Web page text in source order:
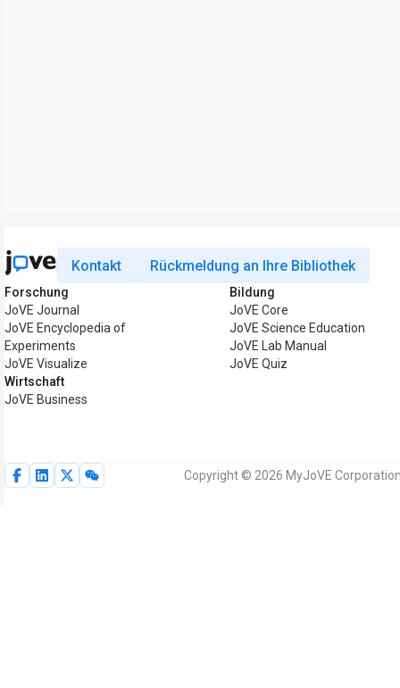
Kontakt Rückmeldung an Ihre Bibliothek
Forschung
JoVE Journal
JoVE Encyclopedia of
Experiments
JoVE Visualize
Wirtschaft
JoVE Business
Bildung
JoVE Core
JoVE Science Education
JoVE Lab Manual
JoVE Quiz
Copyright © 2026 MyJoVE